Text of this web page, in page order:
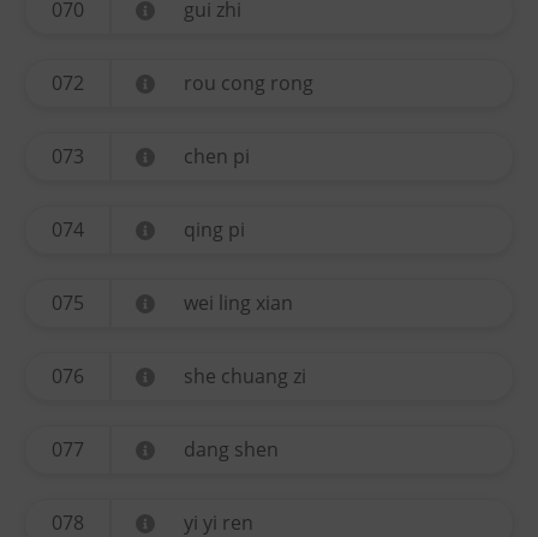
070 gui zhi
072 rou cong rong
073 chen pi
074 qing pi
075 wei ling xian
076 she chuang zi
077 dang shen
078 yi yi ren